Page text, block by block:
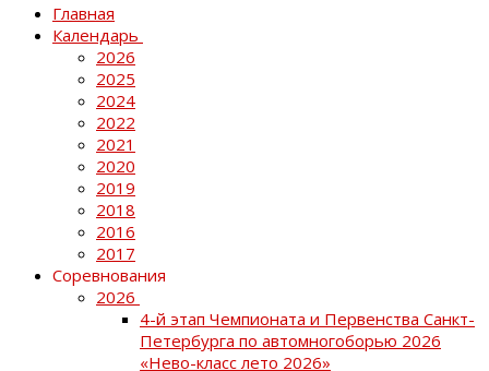
Главная
Календарь
2026
2025
2024
2022
2021
2020
2019
2018
2016
2017
Соревнования
2026
4-й этап Чемпионата и Первенства Санкт-
Петербурга по автомногоборью 2026
«Нево-класс лето 2026»